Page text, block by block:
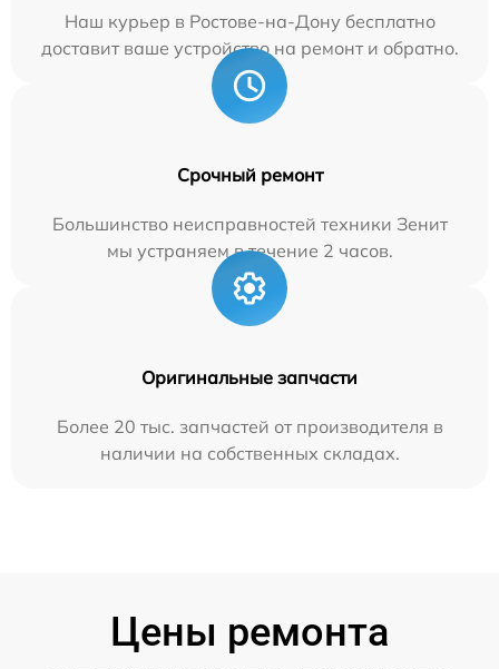
Наш курьер в Ростове-на-Дону бесплатно
доставит ваше устройство на ремонт и обратно.
Срочный ремонт
Большинство неисправностей техники Зенит
мы устраняем в течение 2 часов.
Оригинальные запчасти
Более 20 тыс. запчастей от производителя в
наличии на собственных складах.
Цены ремонта